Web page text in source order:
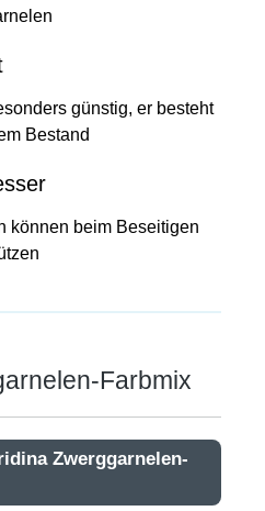
günstig, er besteht
Bestand
können beim Beseitigen
Farbmix
Zwerggarnelen-